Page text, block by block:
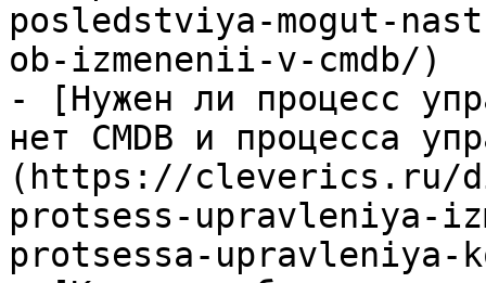
posledstviya-mogut-
ob-izmenenii-v-cmdb/)
- [Нужен ли процесс
нет CMDB и процесса
(https://cleverics.ru/
protsess-upravleniya-
protsessa-